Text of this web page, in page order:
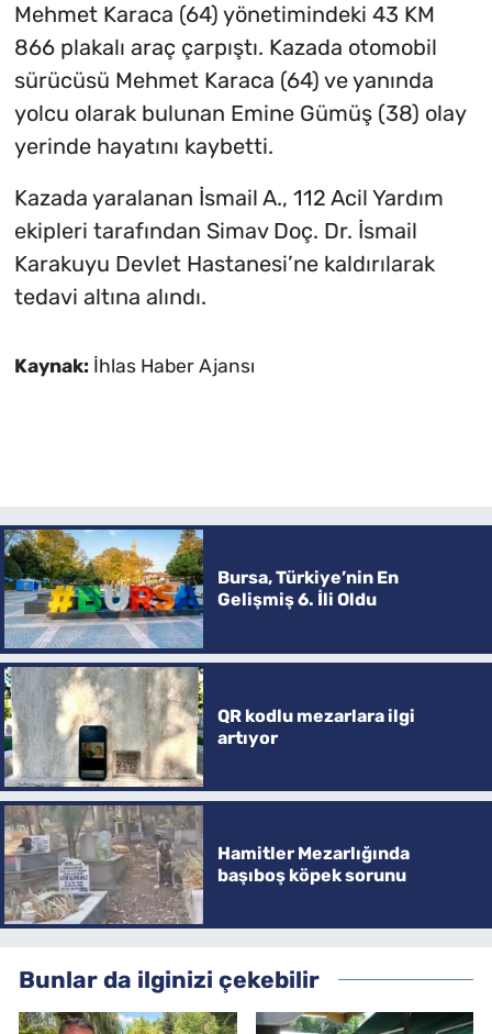
Mehmet Karaca (64) yönetimindeki 43 KM
866 plakalı araç çarpıştı. Kazada otomobil
sürücüsü Mehmet Karaca (64) ve yanında
yolcu olarak bulunan Emine Gümüş (38) olay
yerinde hayatını kaybetti.
Kazada yaralanan İsmail A., 112 Acil Yardım
ekipleri tarafından Simav Doç. Dr. İsmail
Karakuyu Devlet Hastanesi’ne kaldırılarak
tedavi altına alındı.
Kaynak: İhlas Haber Ajansı
Bursa, Türkiye’nin En
Gelişmiş 6. İli Oldu
QR kodlu mezarlara ilgi
artıyor
Hamitler Mezarlığında
başıboş köpek sorunu
Bunlar da ilginizi çekebilir